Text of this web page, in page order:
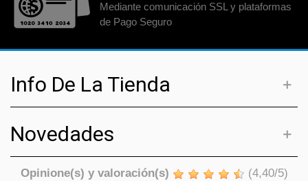
Mediante comunicación SSL y plataformas
de Pago Seguro
Info De La Tienda
Novedades
Opinione(s) y valoración(s) (4,40/5)